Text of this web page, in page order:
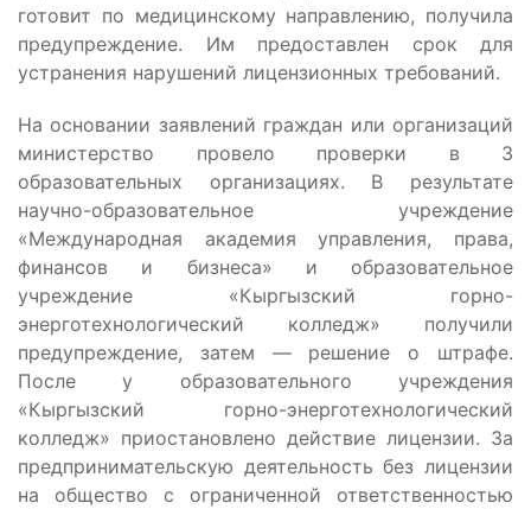
готовит по медицинскому направлению, получила
предупреждение. Им предоставлен срок для
устранения нарушений лицензионных требований.
На основании заявлений граждан или организаций
министерство провело проверки в 3
образовательных организациях. В результате
научно-образовательное учреждение
«Международная академия управления, права,
финансов и бизнеса» и образовательное
учреждение «Кыргызский горно-
энерготехнологический колледж» получили
предупреждение, затем — решение о штрафе.
После у образовательного учреждения
«Кыргызский горно-энерготехнологический
колледж» приостановлено действие лицензии. За
предпринимательскую деятельность без лицензии
на общество с ограниченной ответственностью